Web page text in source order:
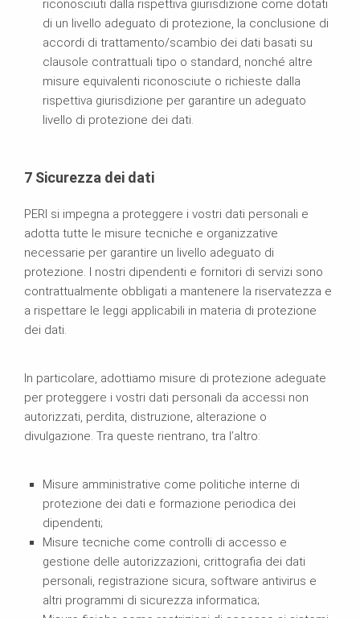
riconosciuti dalla rispettiva giurisdizione come dotati
di un livello adeguato di protezione, la conclusione di
accordi di trattamento/scambio dei dati basati su
clausole contrattuali tipo o standard, nonché altre
misure equivalenti riconosciute o richieste dalla
rispettiva giurisdizione per garantire un adeguato
livello di protezione dei dati.
7 Sicurezza dei dati
PERI si impegna a proteggere i vostri dati personali e
adotta tutte le misure tecniche e organizzative
necessarie per garantire un livello adeguato di
protezione. I nostri dipendenti e fornitori di servizi sono
contrattualmente obbligati a mantenere la riservatezza e
a rispettare le leggi applicabili in materia di protezione
dei dati.
In particolare, adottiamo misure di protezione adeguate
per proteggere i vostri dati personali da accessi non
autorizzati, perdita, distruzione, alterazione o
divulgazione. Tra queste rientrano, tra l’altro:
Misure amministrative come politiche interne di
protezione dei dati e formazione periodica dei
dipendenti;
Misure tecniche come controlli di accesso e
gestione delle autorizzazioni, crittografia dei dati
personali, registrazione sicura, software antivirus e
altri programmi di sicurezza informatica;